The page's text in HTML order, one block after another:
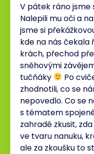
V pátek ráno jsme
Nalepili mu oči a
jsme si
kde na nás čekala
krách, přechod
sněhovými
tučňáky
Po
zhodnotili, co se
nepovedlo. Co se
s tématem
zahradě zkusit,
ve tvaru nanuku,
ale za zkoušku to